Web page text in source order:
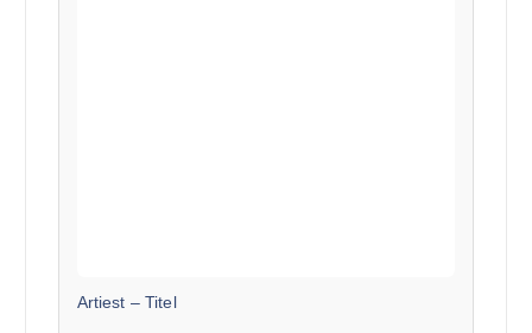
Artiest – Titel